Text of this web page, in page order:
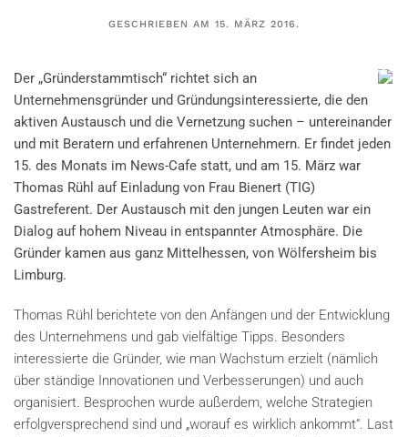
GESCHRIEBEN AM 15. MÄRZ 2016.
Der „Gründerstammtisch“ richtet sich an
Unternehmensgründer und Gründungsinteressierte, die den
aktiven Austausch und die Vernetzung suchen – untereinander
und mit Beratern und erfahrenen Unternehmern. Er findet jeden
15. des Monats im News-Cafe statt, und am 15. März war
Thomas Rühl auf Einladung von Frau Bienert (TIG)
Gastreferent. Der Austausch mit den jungen Leuten war ein
Dialog auf hohem Niveau in entspannter Atmosphäre. Die
Gründer kamen aus ganz Mittelhessen, von Wölfersheim bis
Limburg.
Thomas Rühl berichtete von den Anfängen und der Entwicklung
des Unternehmens und gab vielfältige Tipps. Besonders
interessierte die Gründer, wie man Wachstum erzielt (nämlich
über ständige Innovationen und Verbesserungen) und auch
organisiert. Besprochen wurde außerdem, welche Strategien
erfolgversprechend sind und „worauf es wirklich ankommt“. Last